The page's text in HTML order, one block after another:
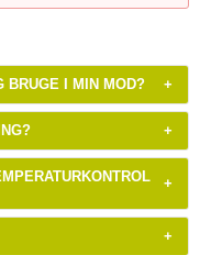
BRUGE I MIN MOD? +
+
+
+